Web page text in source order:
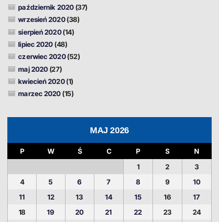
październik 2020(37)
wrzesień 2020(38)
sierpień 2020(14)
lipiec 2020 (48)
czerwiec 2020(52)
maj 2020 (27)
kwiecień 2020(1)
marzec 2020 (15)
MAJ 2026
P W Ś C P S
N
1
2
3
4
5 6 7 8 9
10
11
12 13 14 15 16
17
18
19 20 21 22 23 24